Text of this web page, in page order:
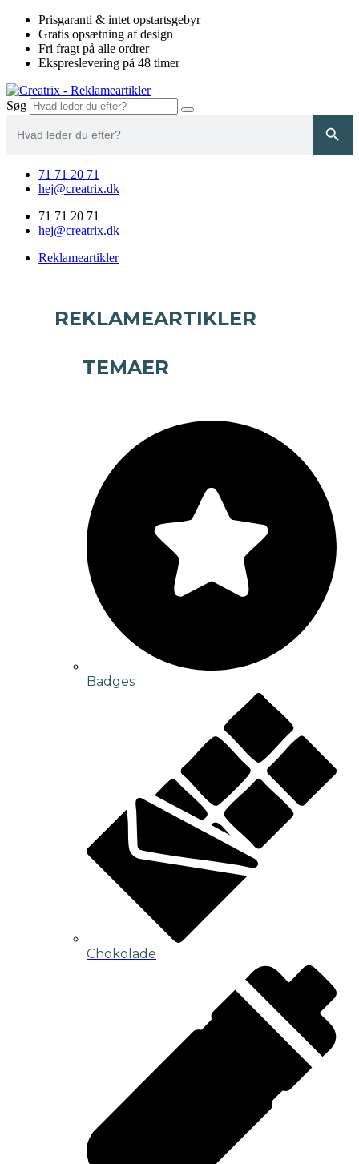
Videre
indhold
Prisgaranti & intet opstartsgebyr
Gratis opsætning af design
Fri fragt på alle ordrer
Ekspreslevering på 48 timer
Søg
for:
71 71 20 71
hej@creatrix.dk
71 71 20 71
hej@creatrix.dk
Reklameartikler
REKLAMEARTIKLER
TEMAER
Badges
Chokolade